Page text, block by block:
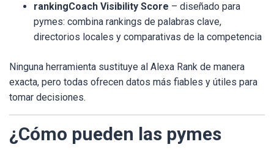
rankingCoach Visibility Score – diseñado para
pymes: combina rankings de palabras clave,
directorios locales y comparativas de la competencia
Ninguna herramienta sustituye al Alexa Rank de manera
exacta, pero todas ofrecen datos más fiables y útiles para
tomar decisiones.
¿Cómo pueden las pymes